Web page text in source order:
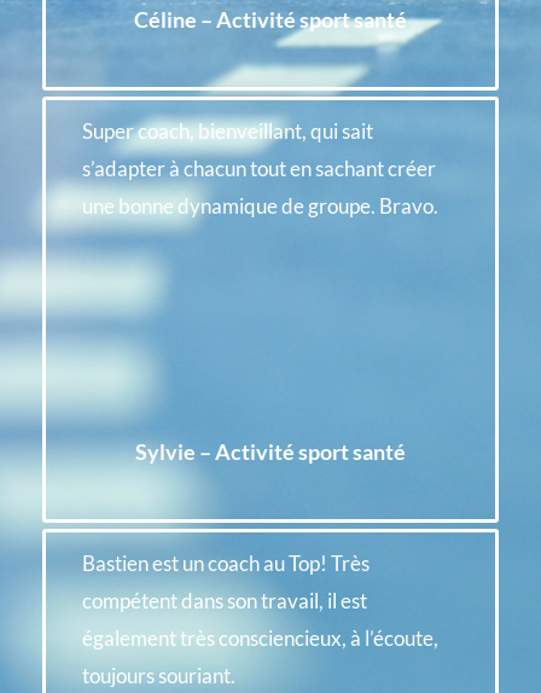
Céline – Activité sport santé
Super coach, bienveillant, qui sait
s’adapter à chacun tout en sachant créer
une bonne dynamique de groupe. Bravo.
Sylvie – Activité sport santé
Bastien est un coach au Top! Très
compétent dans son travail, il est
également très consciencieux, à l’écoute,
toujours souriant.